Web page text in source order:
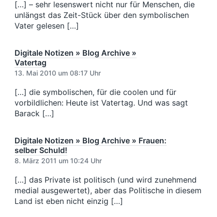
m
r
a
g
t
r
a
[…] – sehr lesenswert nicht nur für Menschen, die
unlängst das Zeit-Stück über den symbolischen
Vater gelesen […]
Digitale Notizen » Blog Archive »
Vatertag
13. Mai 2010 um 08:17 Uhr
[…] die symbolischen, für die coolen und für
vorbildlichen: Heute ist Vatertag. Und was sagt
Barack […]
Digitale Notizen » Blog Archive » Frauen:
selber Schuld!
8. März 2011 um 10:24 Uhr
[…] das Private ist politisch (und wird zunehmend
medial ausgewertet), aber das Politische in diesem
Land ist eben nicht einzig […]